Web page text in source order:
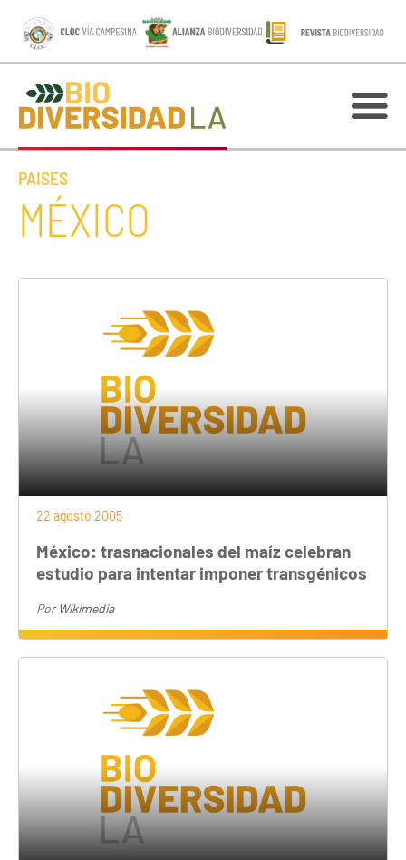
PAISES
MÉXICO
22 agosto 2005
México: trasnacionales del maíz celebran
estudio para intentar imponer transgénicos
PorWikimedia